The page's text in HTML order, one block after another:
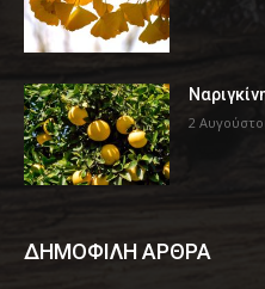
2
ΔΗΜΟΦΙΛΗ ΑΡΘΡΑ